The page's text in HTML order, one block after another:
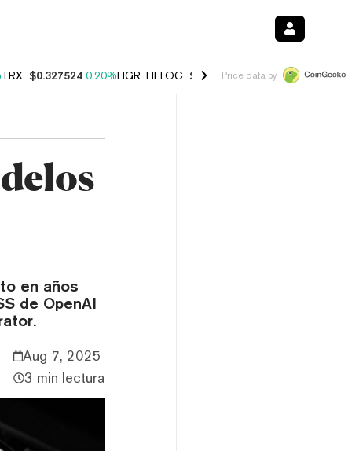
TRX $0.327524 0.20%FIGR_HELOC $1.035 1.40%HYPE $56.55
Price data by
en años
de OpenAI
Aug 7, 2025
3 min lectura